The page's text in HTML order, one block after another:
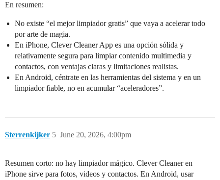
En resumen:
No existe “el mejor limpiador gratis” que vaya a acelerar todo
por arte de magia.
En iPhone, Clever Cleaner App es una opción sólida y
relativamente segura para limpiar contenido multimedia y
contactos, con ventajas claras y limitaciones realistas.
En Android, céntrate en las herramientas del sistema y en un
limpiador fiable, no en acumular “aceleradores”.
Sterrenkijker June 20, 2026, 4:00pm
5
Resumen corto: no hay limpiador mágico. Clever Cleaner en
iPhone sirve para fotos, videos y contactos. En Android, usar